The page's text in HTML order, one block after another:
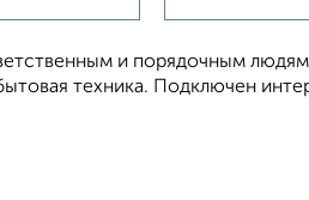
и порядочным
техника. Подключен